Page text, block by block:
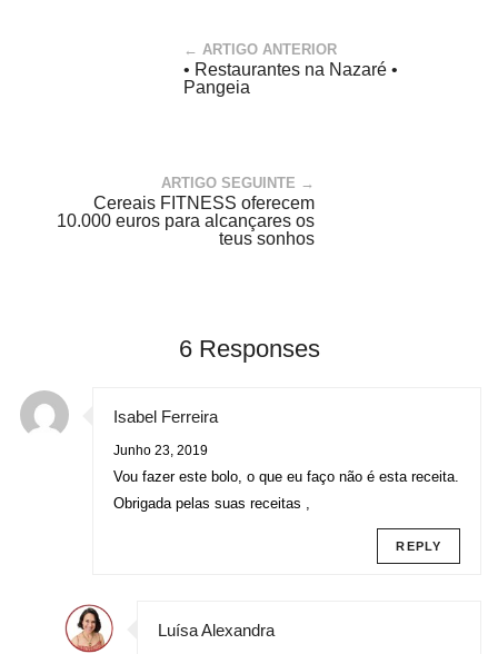
← ARTIGO ANTERIOR
• Restaurantes na Nazaré •
Pangeia
ARTIGO SEGUINTE →
Cereais FITNESS oferecem
10.000 euros para alcançares os
teus sonhos
6 Responses
Isabel Ferreira
Junho 23, 2019
Vou fazer este bolo, o que eu faço não é esta receita.
Obrigada pelas suas receitas ,
REPLY
Luísa Alexandra